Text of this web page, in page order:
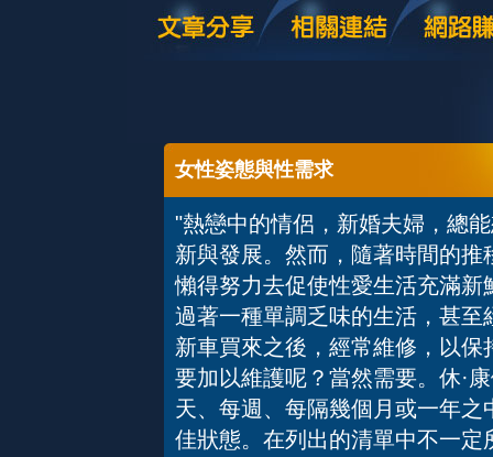
女性姿態與性需求
"熱戀中的情侶，新婚夫婦，總
新與發展。然而，隨著時間的
懶得努力去促使性愛生活充滿
過著一種單調乏味的生活，甚
新車買來之後，經常維修，以
要加以維護呢？當然需要。休·
天、每週、每隔幾個月或一年
佳狀態。在列出的清單中不一